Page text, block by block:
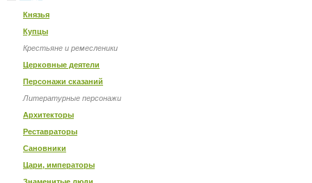
Князья
Купцы
Крестьяне и ремесленики
Церковные деятели
Персонажи сказаний
Литературные персонажи
Архитекторы
Реставраторы
Сановники
Цари, императоры